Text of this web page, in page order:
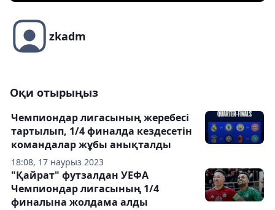
zkadm
Оқи отырыңыз
18:08, 17 наурыз 2023
Чемпиондар лигасының жеребесі
тартылып, 1/4 финалда кездесетін
командалар жұбы анықталды
"Қайрат" футзалдан УЕФА
Чемпиондар лигасының 1/4
финалына жолдама алды